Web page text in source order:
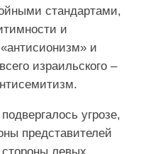
стандартами,
и
и
израильского –
угрозе,
представителей